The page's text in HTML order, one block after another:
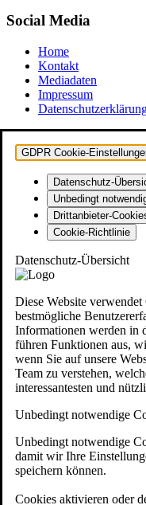
Social Media
Home
Kontakt
Mediadaten
Impressum
GDPR Cookie-
Datenschutz-
Unbedingt
Drittanbieter-
Cookie-Richtlinie
Datenschutz-Übersicht
Diese Website
bestmögliche
Informationen werden in
führen Funktionen aus,
wenn Sie auf unsere
Team zu verstehen,
interessantesten und
Unbedingt notwendige
Unbedingt notwendige
damit wir Ihre
speichern können.
Cookies aktivieren oder